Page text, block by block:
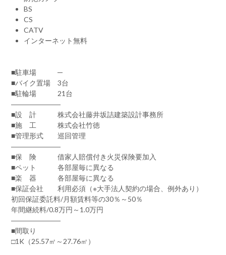
BS
CS
CATV
インターネット無料
■駐車場 ─
■バイク置場 3台
■駐輪場 21台
―――――――
■設 計 株式会社藤井坂詰建築設計事務所
■施 工 株式会社竹徳
■管理形式 巡回管理
―――――――
■保 険 借家人賠償付き火災保険要加入
■ペット 各部屋毎に異なる
■楽 器 各部屋毎に異なる
■保証会社 利用必須（※大手法人契約の場合、例外あり）
初回保証委託料/月額賃料等の30％～50％
年間継続料/0.8万円～1.0万円
―――――――
■間取り
□1K（25.57㎡～27.76㎡）